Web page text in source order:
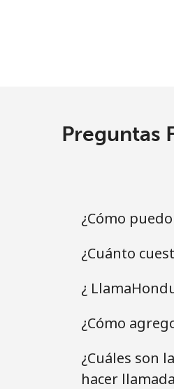
Preguntas
¿Cómo
¿Cuánto
¿
¿Cómo
¿Cuáles son
hacer